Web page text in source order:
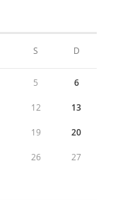
S D
5 6
12 13
19 20
26 27